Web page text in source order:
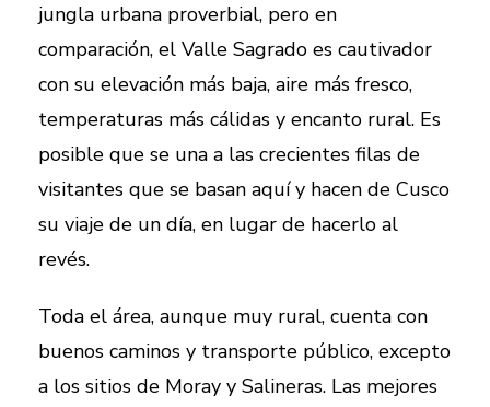
jungla urbana proverbial, pero en
comparación, el Valle Sagrado es cautivador
con su elevación más baja, aire más fresco,
temperaturas más cálidas y encanto rural. Es
posible que se una a las crecientes filas de
visitantes que se basan aquí y hacen de Cusco
su viaje de un día, en lugar de hacerlo al
revés.
Toda el área, aunque muy rural, cuenta con
buenos caminos y transporte público, excepto
a los sitios de Moray y Salineras. Las mejores